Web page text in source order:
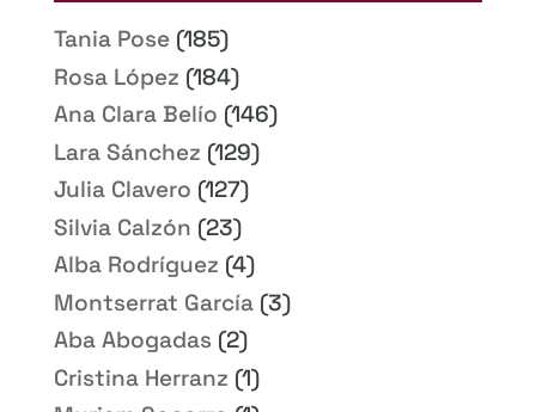
Tania Pose(185)
Rosa López (184)
Ana Clara Belío (146)
Lara Sánchez (129)
Julia Clavero (127)
Silvia Calzón (23)
Alba Rodríguez (4)
Montserrat García(3)
Aba Abogadas (2)
Cristina Herranz (1)